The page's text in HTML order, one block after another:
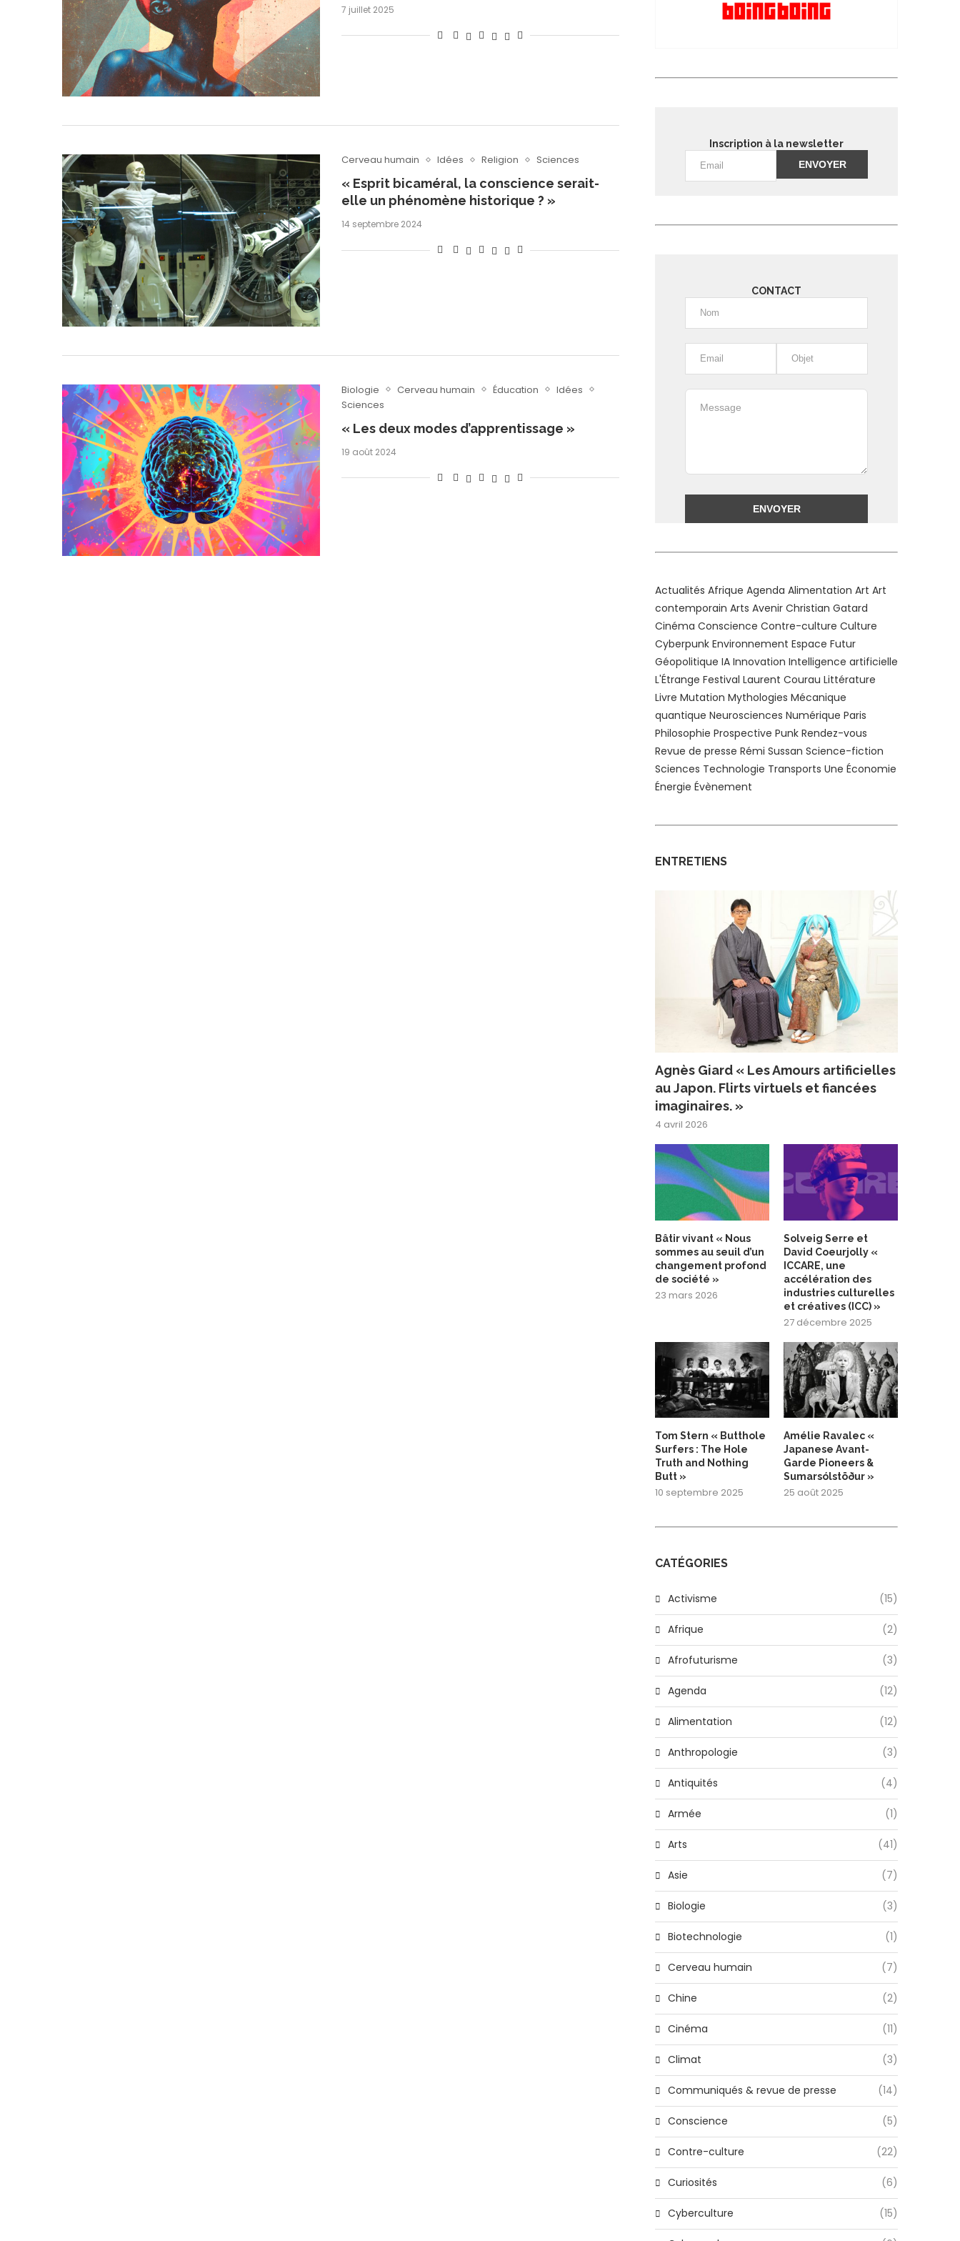
7 juillet 2025
Cerveau humain Idées Religion Sciences
« Esprit bicaméral, la conscience serait-
elle un phénomène historique ? »
14 septembre 2024
Biologie Cerveau humain Éducation
Idées
Sciences
« Les deux modes d’apprentissage »
19 août 2024
Inscription à la newsletter
CONTACT
Actualités Afrique Agenda Alimentation Art Art
contemporain Arts Avenir Christian Gatard
Cinéma Conscience Contre-culture Culture
Cyberpunk Environnement Espace Futur
Géopolitique IA Innovation Intelligence artificielle
L'Étrange Festival Laurent Courau Littérature
Livre Mutation Mythologies Mécanique
quantique Neurosciences Numérique Paris
Philosophie Prospective Punk Rendez-vous
Revue de presse Rémi Sussan Science-fiction
Sciences Technologie Transports Une Économie
Énergie Évènement
ENTRETIENS
Agnès Giard « Les Amours artificielles
au Japon. Flirts virtuels et fiancées
imaginaires. »
4 avril 2026
Bâtir vivant « Nous
sommes au seuil d’un
changement profond
de société »
23 mars 2026
Solveig Serre et
David Coeurjolly «
ICCARE, une
accélération des
industries culturelles
et créatives (ICC) »
27 décembre 2025
Tom Stern « Butthole
Surfers : The Hole
Truth and Nothing
Butt »
10 septembre 2025
Amélie Ravalec «
Japanese Avant-
Garde Pioneers &
Sumarsólstöður »
25 août 2025
CATÉGORIES
Activisme (15)
Afrique (2)
Afrofuturisme (3)
Agenda (12)
Alimentation (12)
Anthropologie (3)
Antiquités (4)
Armée (1)
Arts (41)
Asie (7)
Biologie (3)
Biotechnologie (1)
Cerveau humain (7)
Chine (2)
Cinéma (11)
Climat (3)
Communiqués & revue de presse (14)
Conscience (5)
Contre-culture (22)
Curiosités (6)
Cyberculture (15)